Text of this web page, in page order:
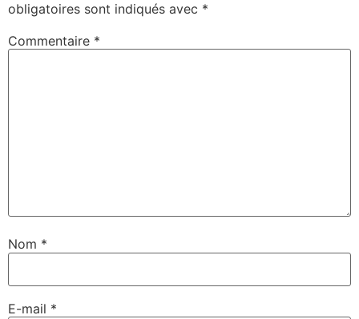
obligatoires sont indiqués avec *
Commentaire *
Nom *
E-mail *